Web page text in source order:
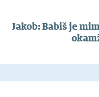
Jakob: Babiš je